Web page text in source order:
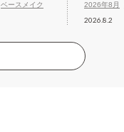
ベースメイク 2026年8月
2026.8.2